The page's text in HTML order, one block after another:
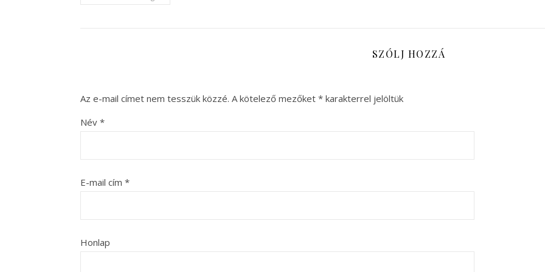
SZÓLJ HOZZÁ
Az e-mail címet nem tesszük közzé. A kötelező mezőket * karakterrel jelöltük
Név *
E-mail cím *
Honlap